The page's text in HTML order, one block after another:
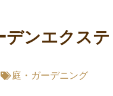
ンエクステ
庭・ガーデニング